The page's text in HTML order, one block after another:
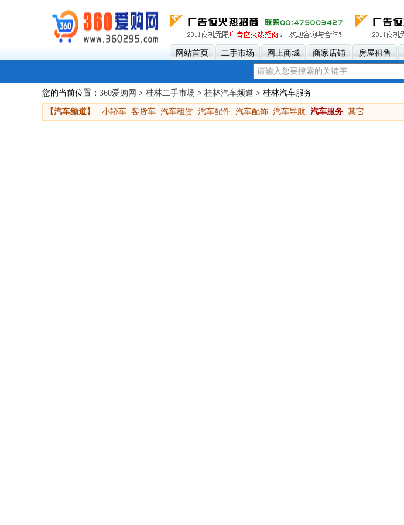
网站首页 二手市场 网上商城 商家店铺 房屋租售
您的当前位置： 360爱购网 > 桂林二手市场 > 桂林汽车频道 > 桂林汽车服务
【汽车频道】 小轿车 客货车 汽车租赁 汽车配件 汽车配饰 汽车导航 汽车服务 其它